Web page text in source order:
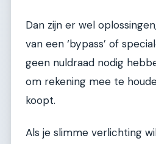
Dan zijn er wel
van een ‘bypass’ of
geen nuldraad nodig
om rekening mee te
koopt.
Als je slimme verlichting